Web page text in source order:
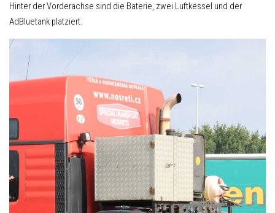
Hinter der Vorderachse sind die Baterie, zwei Luftkessel und der
AdBluetank platziert.